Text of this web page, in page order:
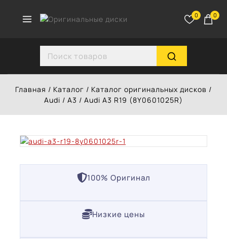
0 0
Главная / Каталог / Каталог оригинальных дисков /
Audi / A3 / Audi A3 R19 (8Y0601025R)
100% Оригинал
Низкие цены